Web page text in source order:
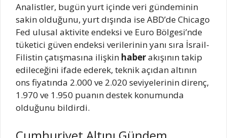
Analistler, bugün yurt içinde veri gündeminin
sakin olduğunu, yurt dışında ise ABD’de Chicago
Fed ulusal aktivite endeksi ve Euro Bölgesi’nde
tüketici güven endeksi verilerinin yanı sıra İsrail-
Filistin çatışmasına ilişkin haberakışının takip
edileceğini ifade ederek, teknik açıdan altının
ons fiyatında 2.000 ve 2.020 seviyelerinin direnç,
1.970 ve 1.950 puanın destek konumunda
olduğunu bildirdi.